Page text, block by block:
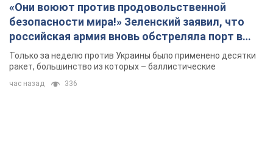
«Они воюют против продовольственной
безопасности мира!» Зеленский заявил, что
российская армия вновь обстреляла порт в
Одессе
Только за неделю против Украины было применено десятки
ракет, большинство из которых – баллистические
час назад 336